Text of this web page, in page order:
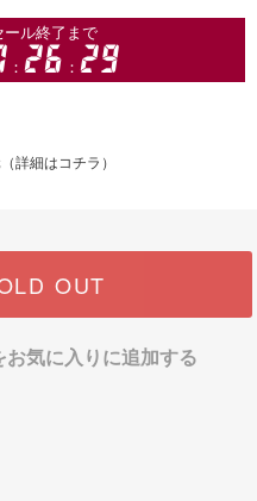
詳細はコチラ ）
OUT
気に入りに追加する